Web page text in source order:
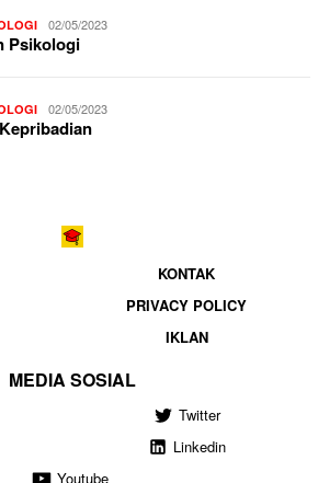
02/05/2023
Psikologi
02/05/2023
KONTAK
PRIVACY POLICY
IKLAN
MEDIA SOSIAL
Twitter
Linkedin
Youtube